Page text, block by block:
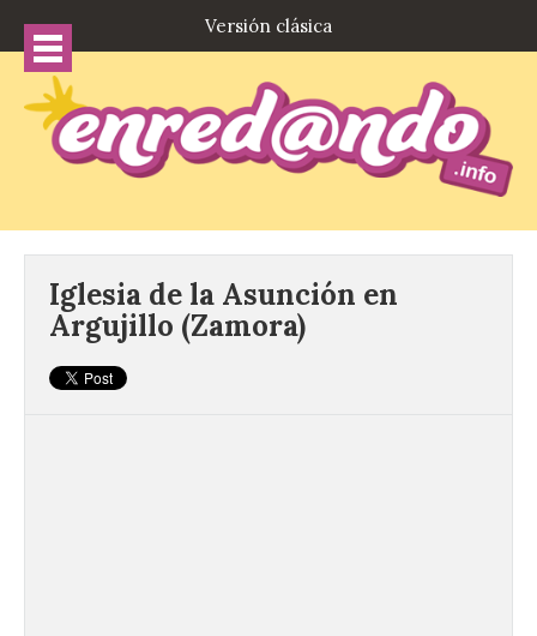
Versión clásica
Iglesia de la Asunción en
Argujillo (Zamora)